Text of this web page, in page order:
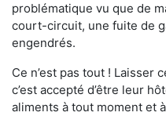
problématique vu que de
court-circuit, une fuite de
engendrés.
Ce n’est pas tout ! Laisser
c’est accepté d’être leur
aliments à tout moment et